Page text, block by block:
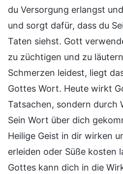
du Versorgung erlangst
und sorgt dafür, dass du
Taten siehst. Gott
zu züchtigen und zu
Schmerzen leidest, liegt
Gottes Wort. Heute wirkt
Tatsachen, sondern durch
Sein Wort über dich
Heilige Geist in dir wirken
erleiden oder Süße kosten
Gottes kann dich in die